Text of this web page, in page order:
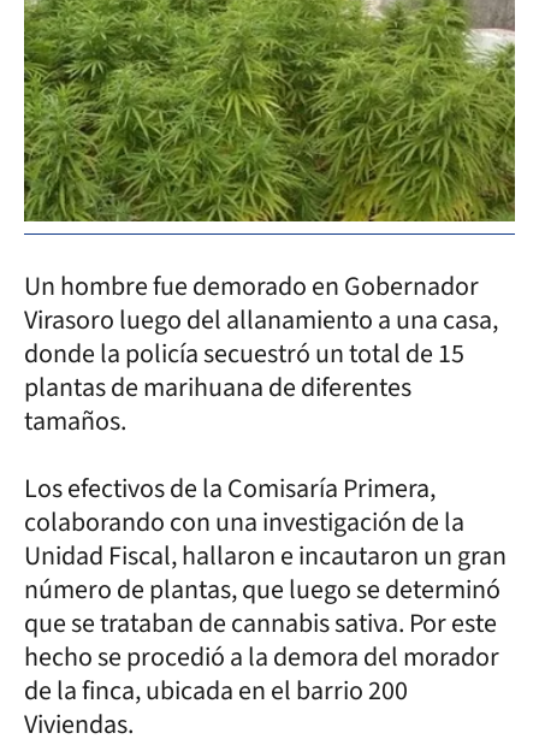
Un hombre fue demorado en Gobernador
Virasoro luego del allanamiento a una casa,
donde la policía secuestró un total de 15
plantas de marihuana de diferentes
tamaños.
Los efectivos de la Comisaría Primera,
colaborando con una investigación de la
Unidad Fiscal, hallaron e incautaron un gran
número de plantas, que luego se determinó
que se trataban de cannabis sativa. Por este
hecho se procedió a la demora del morador
de la finca, ubicada en el barrio 200
Viviendas.